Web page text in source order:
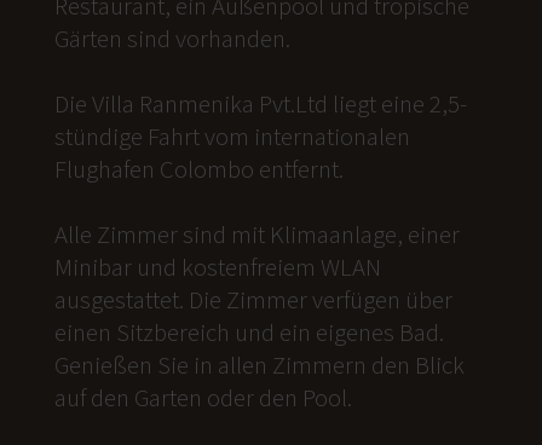
Gärten sind vorhanden.
Die Villa Ranmenika Pvt.Ltd liegt eine 2,5-
stündige Fahrt vom internationalen
Flughafen Colombo entfernt.
Alle Zimmer sind mit Klimaanlage, einer
Minibar und kostenfreiem WLAN
ausgestattet. Die Zimmer verfügen über
einen Sitzbereich und ein eigenes Bad.
Genießen Sie in allen Zimmern den Blick
auf den Garten oder den Pool.